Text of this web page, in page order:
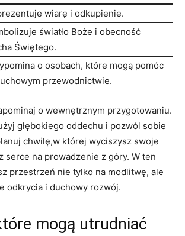
wiarę i odkupienie.
światło Boże i obecność
Świętego.
o osobach, które mogą pomóc
przewodnictwie.
o wewnętrznym przygotowaniu.
głębokiego oddechu i pozwól sobie
chwilę,w której wyciszysz swoje
serce​ na‌ prowadzenie z góry. W ten
przestrzeń nie tylko⁣ na modlitwę, ale
odkrycia i duchowy rozwój.
mogą ‍utrudniać